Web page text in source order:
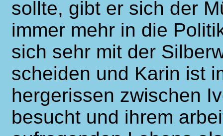
sollte, gibt er sich der
immer mehr in die
sich sehr mit der
scheiden und Karin ist
hergerissen zwischen
besucht und ihrem